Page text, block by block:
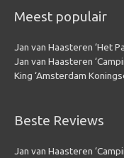
Meest populair
Jan van Haasteren ‘Het
Jan van Haasteren
King ‘Amsterdam
Beste Reviews
Jan van Haasteren